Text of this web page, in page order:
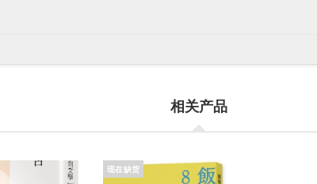
相关产品
现在缺货